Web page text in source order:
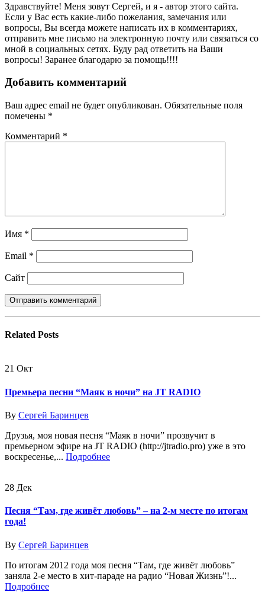
Здравствуйте! Меня зовут Сергей, и я - автор этого сайта.
Если у Вас есть какие-либо пожелания, замечания или
вопросы, Вы всегда можете написать их в комментариях,
отправить мне письмо на электронную почту или связаться со
мной в социальных сетях. Буду рад ответить на Ваши
вопросы! Заранее благодарю за помощь!!!!
Добавить комментарий
Ваш адрес email не будет опубликован. Обязательные поля
помечены *
Комментарий *
Имя *
Email *
Сайт
Related Posts
21 Окт
Премьера песни “Маяк в ночи” на JT RADIO
By Сергей Баринцев
Друзья, моя новая песня “Маяк в ночи” прозвучит в
премьерном эфире на JT RADIO (http://jtradio.pro) уже в это
воскресенье,... Подробнее
28 Дек
Песня “Там, где живёт любовь” – на 2-м месте по итогам
года!
By Сергей Баринцев
По итогам 2012 года моя песня “Там, где живёт любовь”
заняла 2-е место в хит-параде на радио “Новая Жизнь”!...
Подробнее